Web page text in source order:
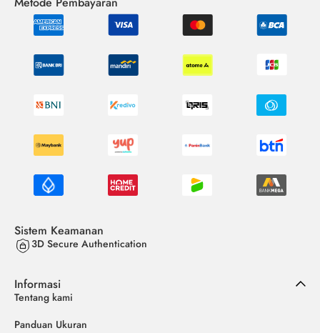
Sistem Keamanan
3D Secure Authentication
Informasi
Tentang kami
Panduan Ukuran